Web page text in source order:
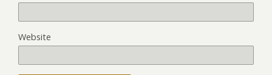
Website